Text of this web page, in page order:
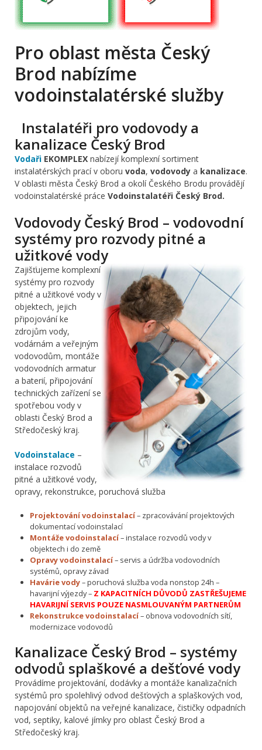
Pro oblast města Český
Brod nabízíme
vodoinstalatérské služby
Instalatéři pro vodovody a
kanalizace Český Brod
Vodaři EKOMPLEX nabízejí komplexní sortiment
instalatérských prací v oboru voda, vodovody a kanalizace.
V oblasti města Český Brod a okolí Českého Brodu provádějí
vodoinstalatérské práce Vodoinstalatéři Český Brod.
Vodovody Český Brod – vodovodní
systémy pro rozvody pitné a
užitkové vody
Zajišťujeme komplexní
systémy pro rozvody
pitné a užitkové vody v
objektech, jejich
připojování ke
zdrojům vody,
vodárnám a veřejným
vodovodům, montáže
vodovodních armatur
a baterií, připojování
technických zařízení se
spotřebou vody v
oblasti Český Brod a
Středočeský kraj.
Vodoinstalace –
instalace rozvodů
pitné a užitkové vody,
opravy, rekonstrukce, poruchová služba
Projektování vodoinstalací– zpracovávání projektových
dokumentací vodoinstalací
Montáže vodoinstalací– instalace rozvodů vody v
objektech i do země
Opravy vodoinstalací– servis a údržba vodovodních
systémů, opravy závad
Havárie vody– poruchová služba voda nonstop 24h –
havarijní výjezdy – Z KAPACITNÍCH DŮVODŮ ZASTŘEŠUJEME
HAVARIJNÍ SERVIS POUZE NASMLOUVANÝM PARTNERŮM
Rekonstrukce vodoinstalací– obnova vodovodních sítí,
modernizace vodovodů
Kanalizace Český Brod – systémy
odvodů splaškové a dešťové vody
Provádíme projektování, dodávky a montáže kanalizačních
systémů pro spolehlivý odvod dešťových a splaškových vod,
napojování objektů na veřejné kanalizace, čističky odpadních
vod, septiky, kalové jímky pro oblast Český Brod a
Středočeský kraj.